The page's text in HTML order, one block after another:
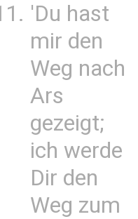
'Du hast
mir den
Weg nach
Ars
gezeigt;
ich werde
Dir den
Weg zum